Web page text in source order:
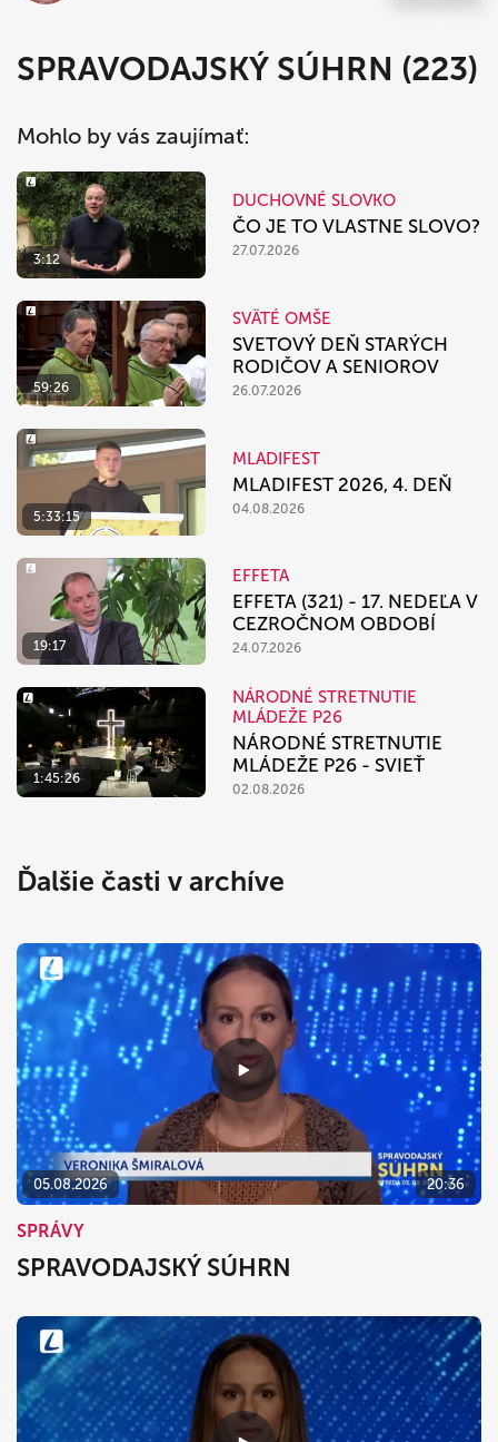
SPRAVODAJSKÝ SÚHRN (223)
Mohlo by vás zaujímať:
3:12
DUCHOVNÉ SLOVKO
ČO JE TO VLASTNE SLOVO?
27.07.2026
59:26
SVÄTÉ OMŠE
SVETOVÝ DEŇ STARÝCH
RODIČOV A SENIOROV
26.07.2026
5:33:15
MLADIFEST
MLADIFEST 2026, 4. DEŇ
04.08.2026
19:17
EFFETA
EFFETA (321) - 17. NEDEĽA V
CEZROČNOM OBDOBÍ
24.07.2026
1:45:26
NÁRODNÉ STRETNUTIE
MLÁDEŽE P26
NÁRODNÉ STRETNUTIE
MLÁDEŽE P26 - SVIEŤ
02.08.2026
Ďalšie časti v archíve
05.08.2026 20:36
SPRÁVY
SPRAVODAJSKÝ SÚHRN